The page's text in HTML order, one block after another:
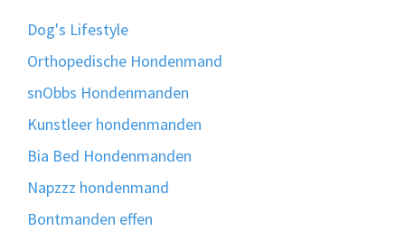
Dog's Lifestyle
Orthopedische Hondenmand
snObbs Hondenmanden
Kunstleer hondenmanden
Bia Bed Hondenmanden
Napzzz hondenmand
Bontmanden effen